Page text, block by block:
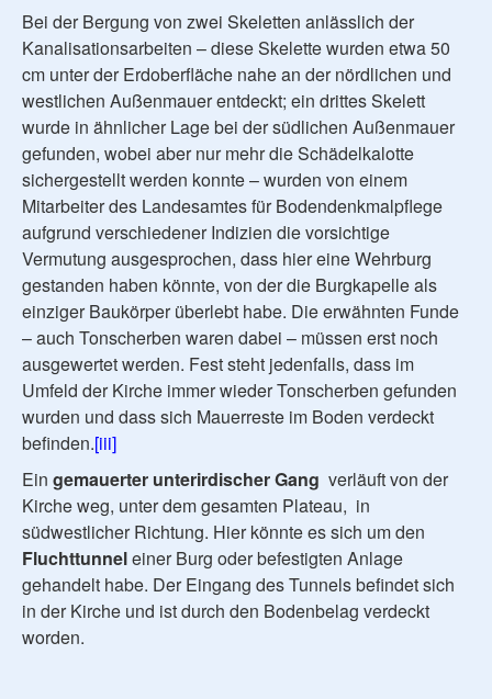
Bei der Bergung von zwei Skeletten anlässlich der
Kanalisationsarbeiten – diese Skelette wurden etwa 50
cm unter der Erdoberfläche nahe an der nördlichen und
westlichen Außenmauer entdeckt; ein drittes Skelett
wurde in ähnlicher Lage bei der südlichen Außenmauer
gefunden, wobei aber nur mehr die Schädelkalotte
sichergestellt werden konnte – wurden von einem
Mitarbeiter des Landesamtes für Bodendenkmalpflege
aufgrund verschiedener Indizien die vorsichtige
Vermutung ausgesprochen, dass hier eine Wehrburg
gestanden haben könnte, von der die Burgkapelle als
einziger Baukörper überlebt habe. Die erwähnten Funde
– auch Tonscherben waren dabei – müssen erst noch
ausgewertet werden. Fest steht jedenfalls, dass im
Umfeld der Kirche immer wieder Tonscherben gefunden
wurden und dass sich Mauerreste im Boden verdeckt
befinden.[iii]
Ein gemauerter unterirdischer Gang verläuft von der
Kirche weg, unter dem gesamten Plateau, in
südwestlicher Richtung. Hier könnte es sich um den
Fluchttunneleiner Burg oder befestigten Anlage
gehandelt habe. Der Eingang des Tunnels befindet sich
in der Kirche und ist durch den Bodenbelag verdeckt
worden.